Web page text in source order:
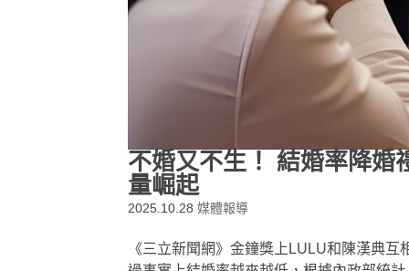
不婚又不生！ 結婚率降
量崛起
2025.10.28 媒體報導
《三立新聞網》金鐘獎上LULU和陳漢典